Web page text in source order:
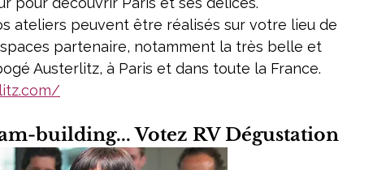
ateliers peuvent être réalisés sur votre lieu de
partenaire, notamment la très belle et
Austerlitz, à Paris et dans toute la France.
building... Votez RV Dégustation